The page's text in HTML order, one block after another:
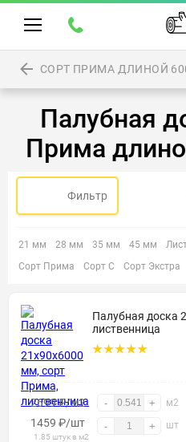
СОРТ ПРИМА ДЛИНОЙ
Палубная
Прима
Фильтр
21 мм 28 мм 35 мм 45 мм
Сорт Прима
Сорт С Сорт Экстра
Палубная доска
лиственница
2699 ₽/м2 - + м2
1459 ₽/шт
1.85 штук в м2
- + шт